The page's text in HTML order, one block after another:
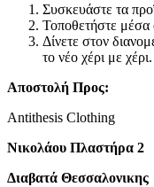
Συσκευάστε τα
Τοποθετήστε μέσα
Δίνετε στον
το νέο χέρι με χέρι.
Αποστολή Προς:
Antithesis Clothing
Νικολάου Πλαστήρα 2
Διαβατά Θεσσαλονικης